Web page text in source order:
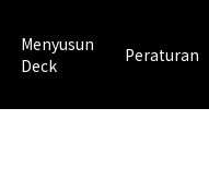
Menyusun
Deck
Peraturan